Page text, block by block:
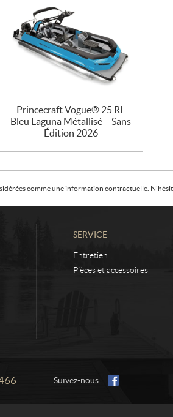
Princecraft Vogue® 25 RL
Bleu Laguna Métallisé – Sans
Édition 2026
comme une information contractuelle.
SERVICE
Entretien
Pièces et accessoires
Suivez-nous